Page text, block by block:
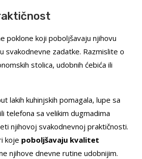
poklone koji poboljšavaju njihovu
svakodnevne zadatke. Razmislite o
stolica, udobnih ćebića ili
lakih kuhinjskih pomagala, lupe sa
telefona sa velikim dugmadima
njihovoj svakodnevnoj praktičnosti.
koje poboljšavaju kvalitet
njihove dnevne rutine udobnijim.